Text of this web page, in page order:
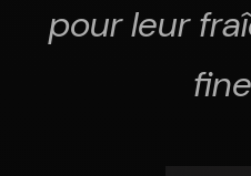
pour leur